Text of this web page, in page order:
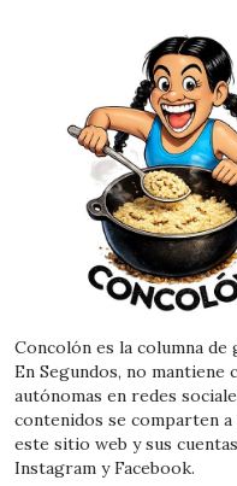
Concolón es la columna de
En Segundos, no mantiene
autónomas en redes
contenidos se comparten a
este sitio web y sus
Instagram y Facebook.